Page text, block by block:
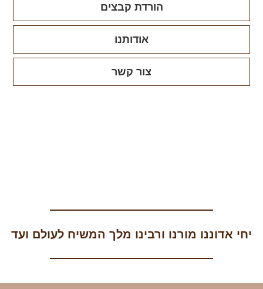
הורדת קבצים
אודותנו
צור קשר
יחי אדוננו מורנו ורבינו מלך המשיח לעולם ועד